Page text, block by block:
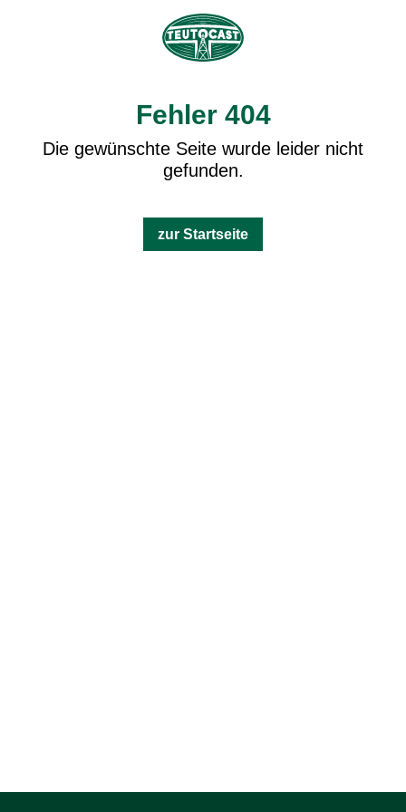
Fehler 404
Die gewünschte Seite wurde leider nicht
gefunden.
zur Startseite